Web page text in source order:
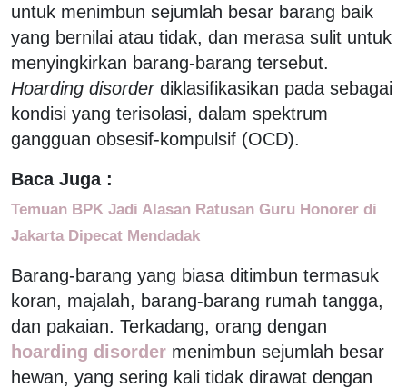
untuk menimbun sejumlah besar barang baik
yang bernilai atau tidak, dan merasa sulit untuk
menyingkirkan barang-barang tersebut.
Hoarding disorderdiklasifikasikan pada sebagai
kondisi yang terisolasi, dalam spektrum
gangguan obsesif-kompulsif (OCD).
Baca Juga :
Temuan BPK Jadi Alasan Ratusan Guru Honorer di
Jakarta Dipecat Mendadak
Barang-barang yang biasa ditimbun termasuk
koran, majalah, barang-barang rumah tangga,
dan pakaian. Terkadang, orang dengan
hoarding disorder menimbun sejumlah besar
hewan, yang sering kali tidak dirawat dengan